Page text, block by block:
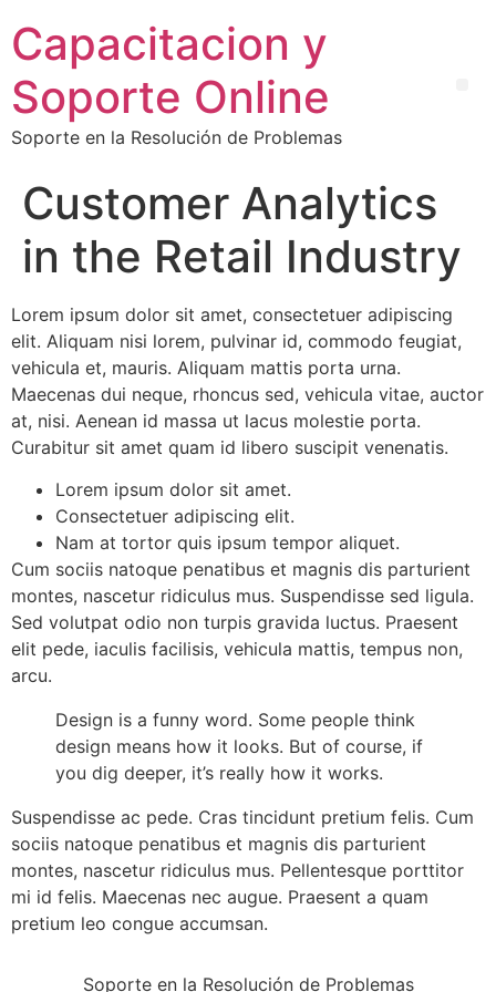
Capacitacion y
Soporte Online
Soporte en la Resolución de Problemas
Customer Analytics
in the Retail Industry
Lorem ipsum dolor sit amet, consectetuer adipiscing
elit. Aliquam nisi lorem, pulvinar id, commodo feugiat,
vehicula et, mauris. Aliquam mattis porta urna.
Maecenas dui neque, rhoncus sed, vehicula vitae, auctor
at, nisi. Aenean id massa ut lacus molestie porta.
Curabitur sit amet quam id libero suscipit venenatis.
Lorem ipsum dolor sit amet.
Consectetuer adipiscing elit.
Nam at tortor quis ipsum tempor aliquet.
Cum sociis natoque penatibus et magnis dis parturient
montes, nascetur ridiculus mus. Suspendisse sed ligula.
Sed volutpat odio non turpis gravida luctus. Praesent
elit pede, iaculis facilisis, vehicula mattis, tempus non,
arcu.
Design is a funny word. Some people think
design means how it looks. But of course, if
you dig deeper, it’s really how it works.
Suspendisse ac pede. Cras tincidunt pretium felis. Cum
sociis natoque penatibus et magnis dis parturient
montes, nascetur ridiculus mus. Pellentesque porttitor
mi id felis. Maecenas nec augue. Praesent a quam
pretium leo congue accumsan.
Soporte en la Resolución de Problemas